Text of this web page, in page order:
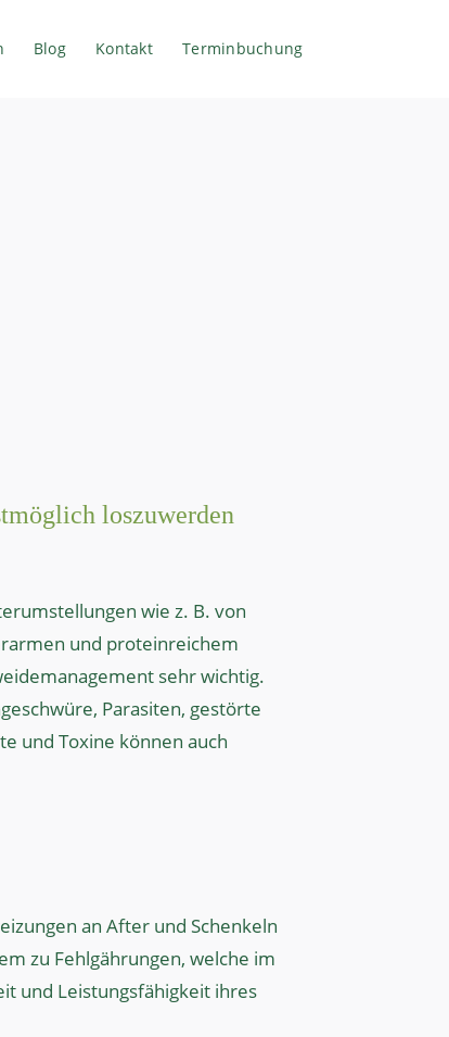
Blog Kontakt Terminbuchung
loszuwerden
wie z. B. von
und proteinreichem
sehr wichtig.
Parasiten, gestörte
und Toxine können auch
an After und Schenkeln
zu Fehlgährungen, welche im
und Leistungsfähigkeit ihres